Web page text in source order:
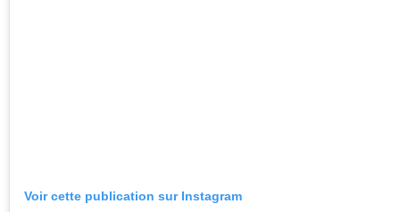
Voir cette publication sur Instagram